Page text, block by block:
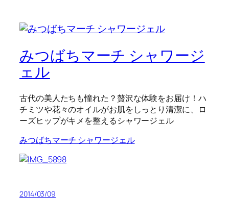
みつばちマーチ シャワージ
ェル
古代の美人たちも憧れた？贅沢な体験をお届け！ハ
チミツや花々のオイルがお肌をしっとり清潔に、ロ
ーズヒップがキメを整えるシャワージェル
みつばちマーチ シャワージェル
2014/03/09